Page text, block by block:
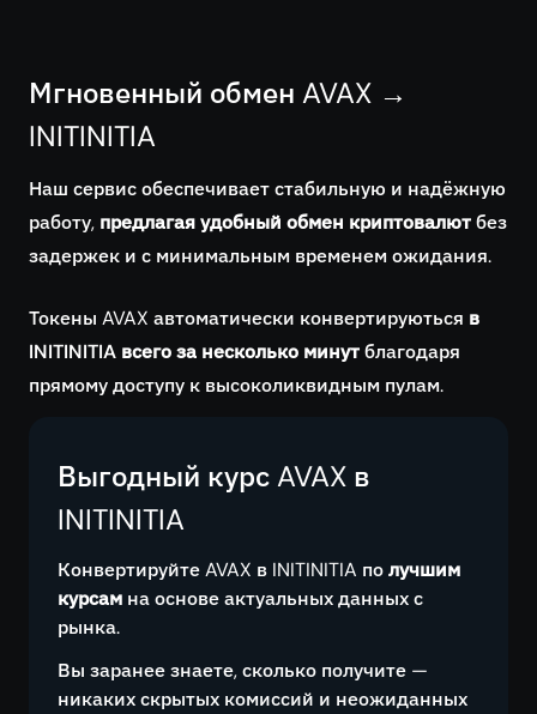
Мгновенный обмен AVAX →
INITINITIA
Наш сервис обеспечивает стабильную и надёжную
работу, предлагая удобный обмен криптовалютбез
задержек и с минимальным временем ожидания.
Токены AVAX автоматически конвертируються в
INITINITIA всего за несколько минутблагодаря
прямому доступу к высоколиквидным пулам.
Выгодный курс AVAX в
INITINITIA
Конвертируйте AVAX в INITINITIA получшим
курсам на основе актуальных данных с
рынка.
Вы заранее знаете, сколько получите —
никаких скрытых комиссий и неожиданных